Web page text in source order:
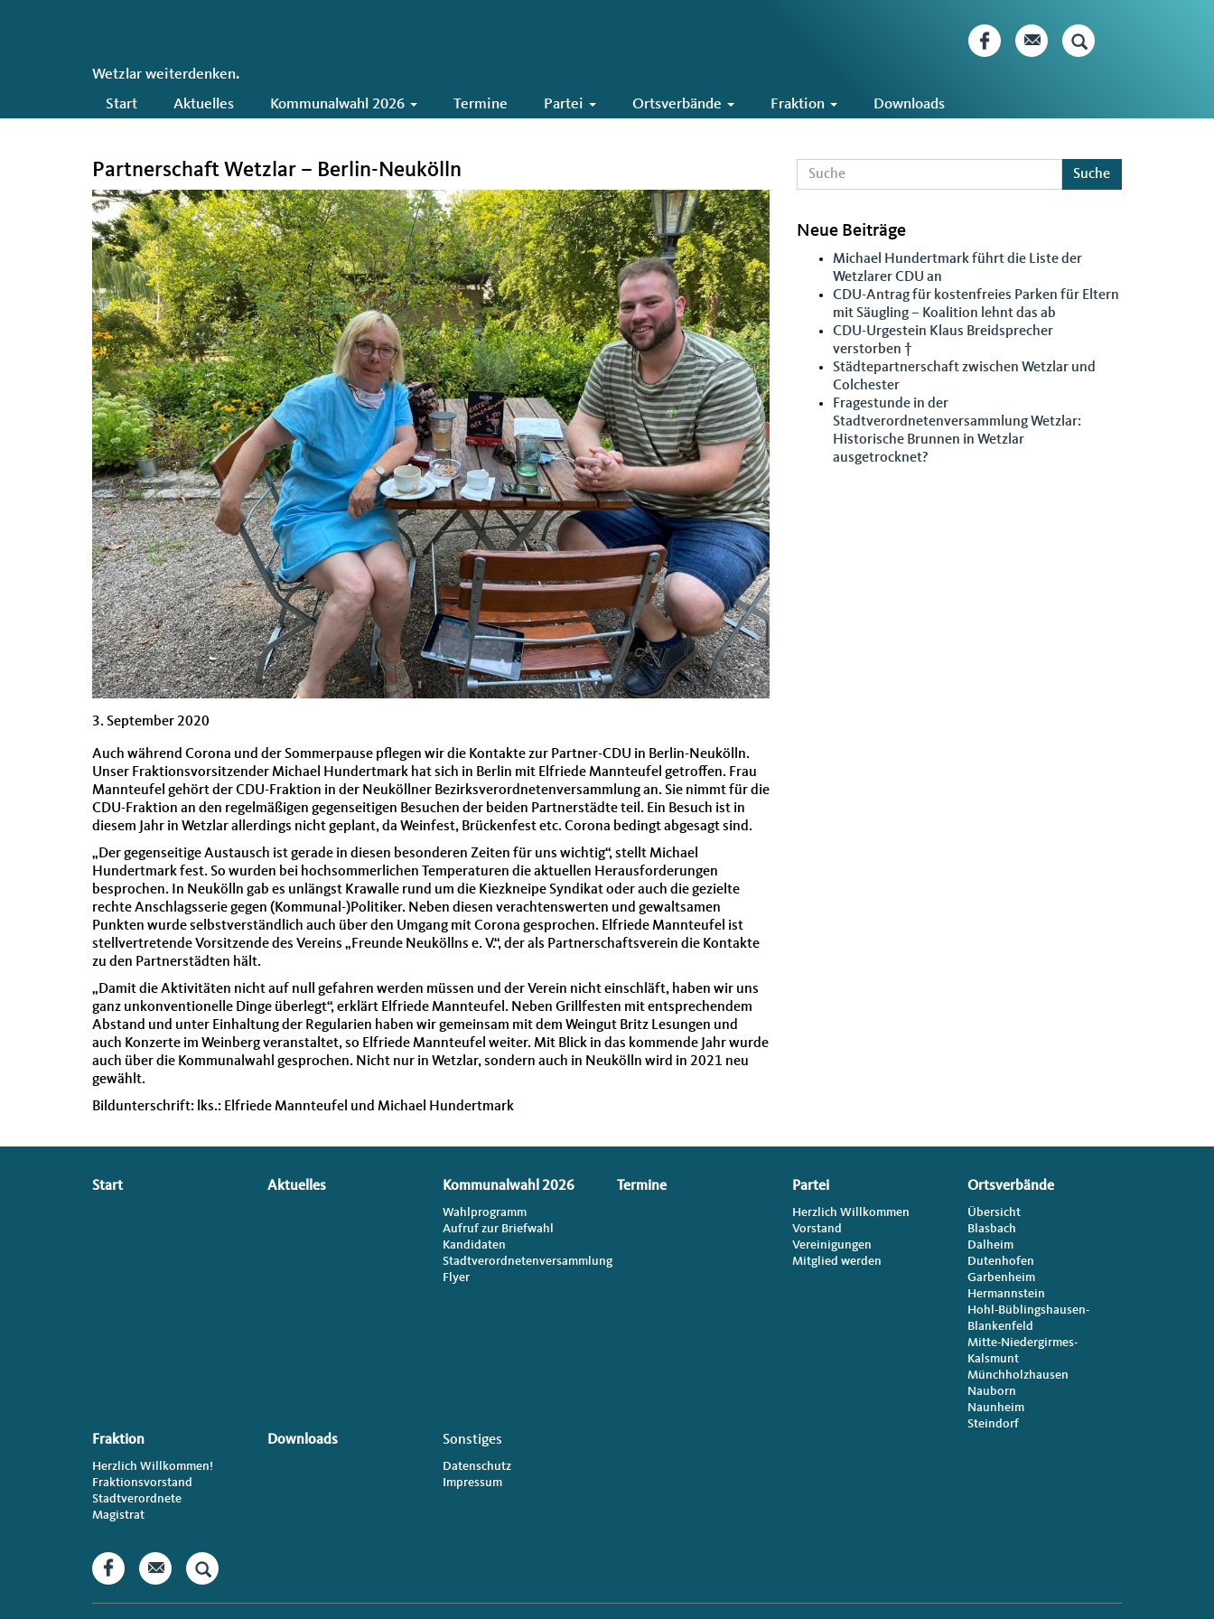
Wetzlar weiterdenken.
Hauptnavigation
Start Aktuelles Kommunalwahl 2026 Termine Partei Ortsverbände Fraktion Downloads
Partnerschaft Wetzlar – Berlin-Neukölln
3. September 2020
Auch während Corona und der Sommerpause pflegen wir die Kontakte zur Partner-CDU in Berlin-Neukölln.
Unser Fraktionsvorsitzender Michael Hundertmark hat sich in Berlin mit Elfriede Mannteufel getroffen. Frau
Mannteufel gehört der CDU-Fraktion in der Neuköllner Bezirksverordnetenversammlung an. Sie nimmt für die
CDU-Fraktion an den regelmäßigen gegenseitigen Besuchen der beiden Partnerstädte teil. Ein Besuch ist in
diesem Jahr in Wetzlar allerdings nicht geplant, da Weinfest, Brückenfest etc. Corona bedingt abgesagt sind.
„Der gegenseitige Austausch ist gerade in diesen besonderen Zeiten für uns wichtig“, stellt Michael
Hundertmark fest. So wurden bei hochsommerlichen Temperaturen die aktuellen Herausforderungen
besprochen. In Neukölln gab es unlängst Krawalle rund um die Kiezkneipe Syndikat oder auch die gezielte
rechte Anschlagsserie gegen (Kommunal-)Politiker. Neben diesen verachtenswerten und gewaltsamen
Punkten wurde selbstverständlich auch über den Umgang mit Corona gesprochen. Elfriede Mannteufel ist
stellvertretende Vorsitzende des Vereins „Freunde Neuköllns e. V.“, der als Partnerschaftsverein die Kontakte
zu den Partnerstädten hält.
„Damit die Aktivitäten nicht auf null gefahren werden müssen und der Verein nicht einschläft, haben wir uns
ganz unkonventionelle Dinge überlegt“, erklärt Elfriede Mannteufel. Neben Grillfesten mit entsprechendem
Abstand und unter Einhaltung der Regularien haben wir gemeinsam mit dem Weingut Britz Lesungen und
auch Konzerte im Weinberg veranstaltet, so Elfriede Mannteufel weiter. Mit Blick in das kommende Jahr wurde
auch über die Kommunalwahl gesprochen. Nicht nur in Wetzlar, sondern auch in Neukölln wird in 2021 neu
gewählt.
Bildunterschrift: lks.: Elfriede Mannteufel und Michael Hundertmark
Suche
Neue Beiträge
Michael Hundertmark führt die Liste der
Wetzlarer CDU an
CDU-Antrag für kostenfreies Parken für Eltern
mit Säugling – Koalition lehnt das ab
CDU-Urgestein Klaus Breidsprecher
verstorben †
Städtepartnerschaft zwischen Wetzlar und
Colchester
Fragestunde in der
Stadtverordnetenversammlung Wetzlar:
Historische Brunnen in Wetzlar
ausgetrocknet?
Seitenübersicht
Start Aktuelles Kommunalwahl 2026
Wahlprogramm
Aufruf zur Briefwahl
Kandidaten
Stadtverordnetenversammlung
Flyer
Termine Partei
Herzlich Willkommen
Vorstand
Vereinigungen
Mitglied werden
Ortsverbände
Übersicht
Blasbach
Dalheim
Dutenhofen
Garbenheim
Hermannstein
Hohl-Büblingshausen-
Blankenfeld
Mitte-Niedergirmes-
Kalsmunt
Münchholzhausen
Nauborn
Naunheim
Steindorf
Fraktion
Herzlich Willkommen!
Fraktionsvorstand
Stadtverordnete
Magistrat
Downloads Sonstiges
Datenschutz
Impressum